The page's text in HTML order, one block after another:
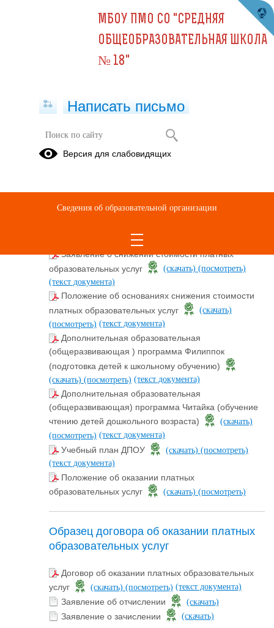
Платные образовательные услуги
Документ о порядке оказания платных
Заявление о снижении стоимости платных
образовательных услуг
(скачать) (посмотреть)
(текст документа)
Положение об основаниях снижения стоимости
платных образовательных услуг
(скачать)
(посмотреть) (текст документа)
Дополнительная образовательная
(общеразвивающая ) программа Филиппок
(подготовка детей к школьному обучению)
(скачать) (посмотреть) (текст документа)
Дополнительная образовательная
(общеразвивающая) программа Читайка (обучение
чтению детей дошкольного возраста)
(скачать)
(посмотреть) (текст документа)
Учебный план ДПОУ (скачать) (посмотреть)
(текст документа)
Положение об оказании платных
образовательных услуг
(скачать) (посмотреть)
Образец договора об оказании платных
образовательных услуг
Договор об оказании платных образовательных
услуг
(скачать) (посмотреть) (текст документа)
Заявление об отчислении (скачать)
Заявление о зачислении (скачать)
МБОУ ПМО СО "СРЕДНЯЯ
ОБЩЕОБРАЗОВАТЕЛЬНАЯ ШКОЛА
№ 18"
Написать письмо
Версия для слабовидящих
Сведения об образовательной организации